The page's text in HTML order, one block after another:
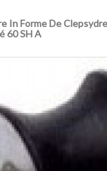
In Forme De
60 SH A